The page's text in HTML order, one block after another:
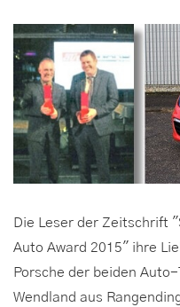
Die Leser der Zeitschrift
Auto Award 2015" ihre
Porsche der beiden
Wendland aus